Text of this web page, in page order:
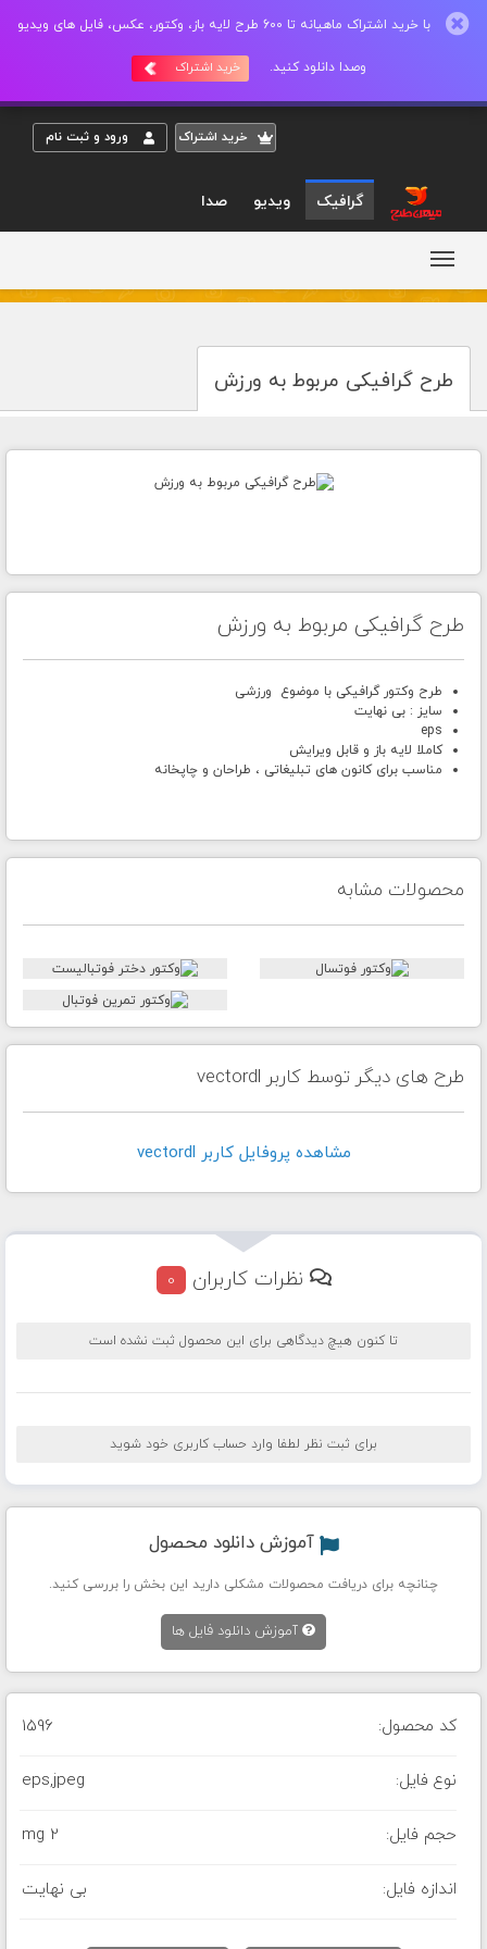
با خرید اشتراک ماهیانه تا 600 طرح لایه باز، وکتور، عکس، فایل های ویدیو
وصدا دانلود کنید. خرید اشتراک
خريد اشتراک ورود و ثبت نام
گرافیک ویدیو صدا
طرح گرافیکی مربوط به ورزش
طرح گرافیکی مربوط به ورزش
طرح وکتور گرافیکی با موضوع ورزشی
سایز : بی نهایت
eps
کاملا لایه باز و قابل ویرایش
مناسب برای کانون های تبلیغاتی ، طراحان و چاپخانه
محصولات مشابه
طرح های دیگر توسط کاربر vectordl
مشاهده پروفايل کاربر vectordl
نظرات کاربران 0
تا کنون هیچ دیدگاهی برای این محصول ثبت نشده است
برای ثبت نظر لطفا وارد حساب کاربری خود شوید
آموزش دانلود محصول
چنانچه برای دریافت محصولات مشکلی دارید این بخش را بررسی کنید.
آموزش دانلود فایل ها
کد محصول: 1596
نوع فایل: eps,jpeg
حجم فایل: 2 mg
اندازه فایل: بی نهایت